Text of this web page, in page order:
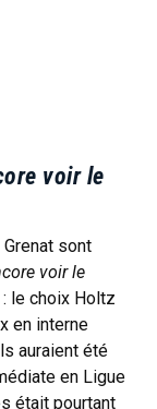
voir le
sont
voir le
le choix Holtz
en interne
auraient été
en Ligue
était pourtant